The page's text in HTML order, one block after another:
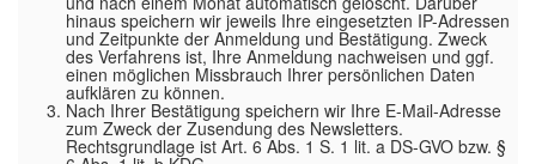
hinaus speichern wir jeweils Ihre eingesetzten IP-Adressen
und Zeitpunkte der Anmeldung und Bestätigung. Zweck
des Verfahrens ist, Ihre Anmeldung nachweisen und ggf.
einen möglichen Missbrauch Ihrer persönlichen Daten
aufklären zu können.
Nach Ihrer Bestätigung speichern wir Ihre E-Mail-Adresse
zum Zweck der Zusendung des Newsletters.
Rechtsgrundlage ist Art. 6 Abs. 1 S. 1 lit. a DS-GVO bzw. §